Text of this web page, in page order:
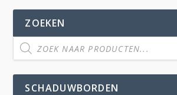
ZOEKEN
SCHADUWBORDEN